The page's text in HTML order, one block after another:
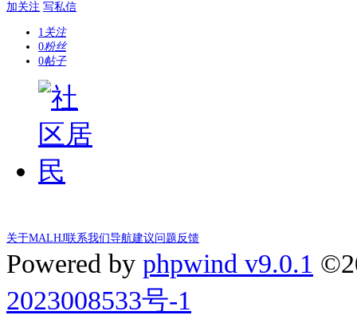
加关注 写私信
1 关注
0粉丝
0帖子
关于MALHJ联系我们导航建议问题反馈
Powered by phpwind v9.0.1
2023008533号-1